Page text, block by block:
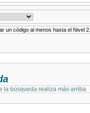
un código al menos hasta el Nivel 2.
la búsqueda realiza más arriba